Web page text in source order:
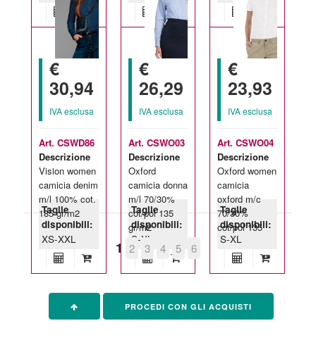
€
30,94
IVA esclusa
Art. CSWD86
Descrizione
Vision women
camicia denim
m/l 100% cot.
185 gr/m2
Taglie
disponibili:
XS-XXL
€
26,29
IVA esclusa
Art. CSWO03
Descrizione
Oxford
camicia donna
m/l 70/30%
cot/pol 135
gr/m2
Taglie
disponibili:
S-XL
€
23,93
IVA esclusa
Art. CSWO04
Descrizione
Oxford women
camicia
oxford m/c
70/30%
cot/pol 135
Taglie
disponibili:
S-XL
1 2 3 4 5 6
PROCEDI CON GLI ACQUISTI